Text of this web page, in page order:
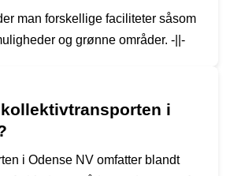
man forskellige faciliteter såsom
og grønne områder. -||-
i
i Odense NV omfatter blandt